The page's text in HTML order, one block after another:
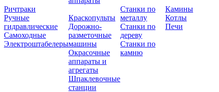
Ричтраки
Ручные
гидравлические
Самоходные
Электроштабелеры
Краскопульты
Дорожно-
разметочные
машины
Окрасочные
аппараты и
агрегаты
Шпаклевочные
станции
Станки по
металлу
Станки по
дереву
Станки по
камню
Камины
Котлы
Печи